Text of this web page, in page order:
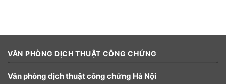
VĂN PHÒNG DỊCH THUẬT CÔNG CHỨNG
Văn phòng dịch thuật công chứng Hà Nội